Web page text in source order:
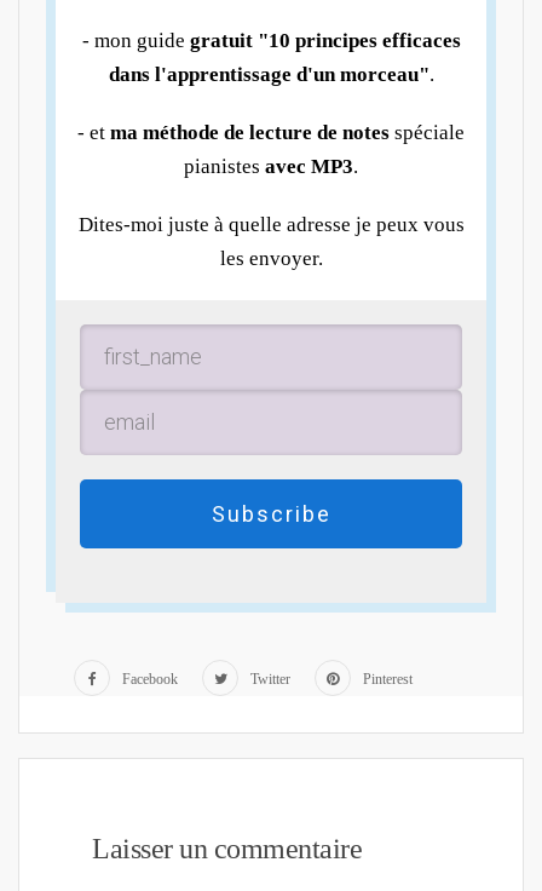
- mon guide gratuit "10 principes efficaces
dans l'apprentissage d'un morceau".
- et ma méthode de lecture de notes spéciale
pianistes avec MP3.
Dites-moi juste à quelle adresse je peux vous
les envoyer.
Subscribe
Facebook Twitter Pinterest
Laisser un commentaire